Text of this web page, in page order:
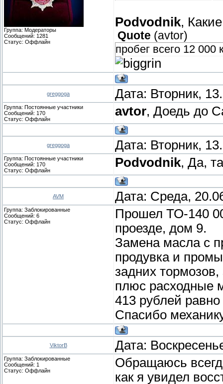
Группа: Модераторы
Сообщений: 1281
Статус: Оффлайн
Podvodnik,
Quote (avtor)
пробег всего 12 000
greggoga Дата: Вторник,
Группа: Постоянные участники
Сообщений: 170
Статус: Оффлайн
avtor, Доедь до
greggoga Дата: Вторник,
Группа: Постоянные участники
Сообщений: 170
Статус: Оффлайн
Podvodnik, Да,
AVM Дата: Среда,
Группа: Заблокированные
Сообщений: 6
Статус: Оффлайн
Прошел ТО-140
проезде, дом 9.
Замена масла с
продувка и
задних
плюс расходные
413 рублей
Спасибо
ViktorB Дата:
Группа: Заблокированные
Сообщений: 1
Статус: Оффлайн
Обращаюсь
как я увидел